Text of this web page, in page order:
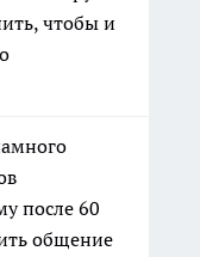
чтобы и
после 60
общение